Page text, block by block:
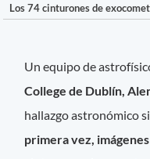
Los 74 cinturones de
Un equipo de
College de Dublín,
hallazgo astronómico
primera vez,